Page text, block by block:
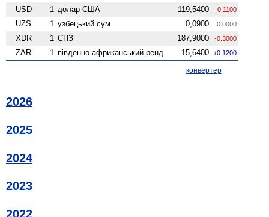
USD 1 долар США 119,5400 -0.1100
UZS 1 узбецький сум 0,0900 0.0000
XDR 1 СПЗ 187,9000 -0.3000
ZAR 1 південно-африканський ренд 15,6400 +0.1200
конвертер
2026
2025
2024
2023
2022